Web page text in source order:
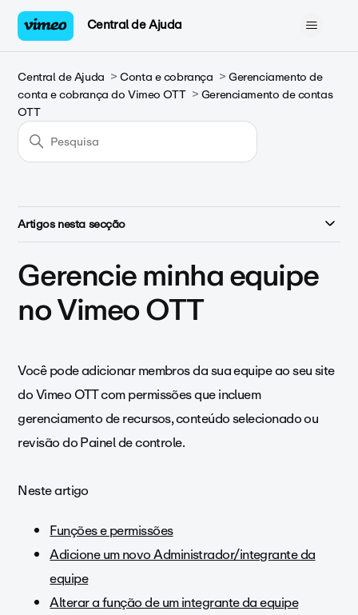
Central de Ajuda
Central de Ajuda Conta e cobrança
Gerenciamento de
conta e cobrança do Vimeo OTT
Gerenciamento de contas
OTT
Artigos nesta secção
Gerencie minha equipe
no Vimeo OTT
Você pode adicionar membros da sua equipe ao seu site
do Vimeo OTT com permissões que incluem
gerenciamento de recursos, conteúdo selecionado ou
revisão do Painel de controle.
Neste artigo
Funções e permissões
Adicione um novo Administrador/integrante da
equipe
Alterar a função de um integrante da equipe